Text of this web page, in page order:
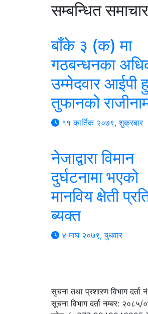
सम्बन्धित समाचार
बाँके ३ (क) मा
गठबन्धनका
उम्मेदवार आईपी
तुफानको
११ कार्तिक २०७९, शुक्रबार
नेजाद्वारा विमान
दुर्घटनामा भएको
मानविय क्षेती
ब्यक्त
४ माघ २०७९, बुधवार
सुचना तथा प्रशारण विभाग
सूचना विभाग दर्ता नम्बर: